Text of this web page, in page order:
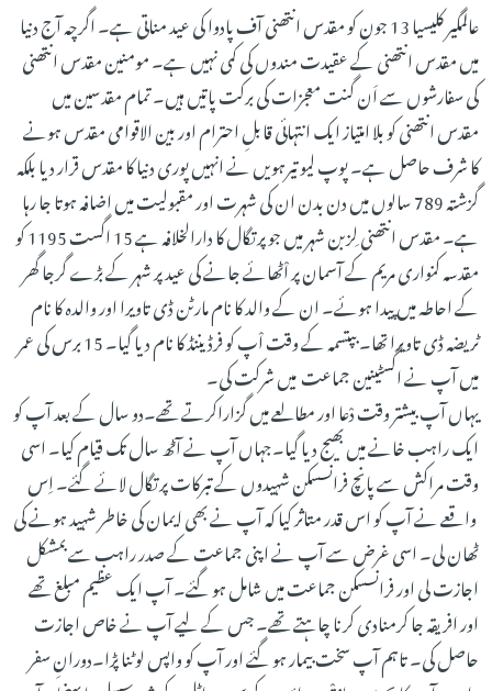
عالمگیر کلیسیا 13 جون کو مقدس انتھنی آف پادوا کی عید مناتی ہے۔ اگرچہ آج دنیا
میں مقدس انتھنی کے عقیدت مندوں کی کمی نہیں ہے۔ مومنین مقدس انتھنی
کی سفارشوں سے اَن گنت معجزات کی برکت پاتیں ہیں۔ تمام مقدسین میں
مقدس انتھنی کو بلا امتیاز ایک انتہائی قابلِ احترام اور بین الاقوامی مقدس ہونے
کا شرف حاصل ہے۔ پوپ لیو تیرہویں نے انہیں پوری دنیا کا مقدس قرار دیا بلکہ
گزشتہ 789 سالوں میں دن بدن ان کی شہرت اور مقبولیت میں اضافہ ہوتا جا رہا
ہے۔ مقدس انتھنی لِزبن شہر میں جو پرتگال کا دارالخلافہ ہے 15 اگست 1195 کو
مقدسہ کنواری مریم کے آسمان پر اْٹھائے جانے کی عید پر شہر کے بڑے گرجا گھر
کے احاطہ میں پیدا ہوئے۔ ان کے والد کا نام مارٹن ڈی تاویرا اور والدہ کا نام
ٹریضہ ڈی تاویرا تھا۔ بپتسمہ کے وقت اْپ کو فرڈیننڈ کا نام دیا گیا۔ 15 برس کی عمر
میں آپ نے اگسٹینین جماعت میں شرکت کی۔
یہاں آپ بیشتر وقت دْعا اور مطالعے میں گزاراکرتے تھے۔دو سال کے بعد آپ کو
ایک راہب خانے میں بھیج دیا گیا۔جہاں آپ نے آٹھ سال تک قیام کیا۔ اسی
وقت مراکش سے پانچ فرانسسکن شہیدوں کے تبرکات پرتگال لائے گئے۔ اِس
واقعے نے آپ کو اس قدر متاثر کیا کہ آپ نے بھی ایمان کی خاطر شہید ہونے کی
ٹھان لی۔ اسی غرض سے آپ نے اپنی جماعت کے صدر راہب سے بمشکل
اجازت لی اور فرانسسکن جماعت میں شامل ہو گئے۔ آپ ایک عظیم مبلغ تھے
اور افریقہ جا کرمنادی کرنا چاہتے تھے۔ جس کے لیے آپ نے خاص اجازت
حاصل کی۔ تاہم آپ سخت بیمار ہو گئے اور آپ کو واپس لوٹنا پڑا۔دورانِ سفر